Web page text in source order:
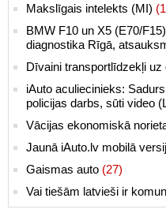
Makslīgais intelekts (MI)
BMW F10 un X5 (E70/
diagnostika Rīgā,
Dīvaini transportlīdzekļi uz
iAuto aculiecinieks:
policijas darbs, sūti video
Vācijas ekonomiskā
Jaunā iAuto.lv mobilā
Gaismas auto (27)
Vai tiešām latvieši ir